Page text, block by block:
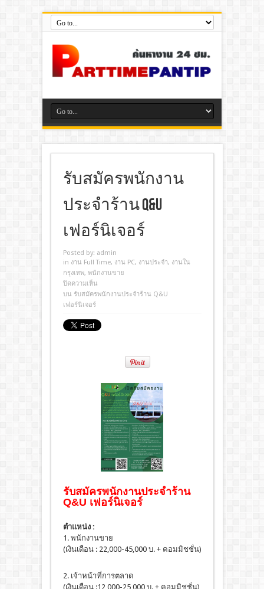
รับสมัครพนักงาน
ประจำร้าน Q&U
เฟอร์นิเจอร์
Posted by: admin
in งาน Full Time, งาน PC, งานประจํา, งานใน
กรุงเทพ, พนักงานขาย
ปิดความเห็น
บน รับสมัครพนักงานประจำร้าน Q&U
เฟอร์นิเจอร์
รับสมัครพนักงานประจำร้าน
Q&U เฟอร์นิเจอร์
ตำแหน่ง :
1. พนักงานขาย
(เงินเดือน : 22,000-45,000 บ. + คอมมิชชั่น)
2. เจ้าหน้าที่การตลาด
(เงินเดือน :12,000-25,000 บ. + คอมมิชชั่น)